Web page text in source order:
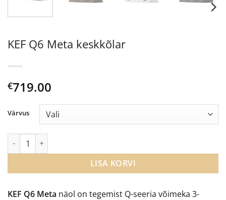
KEF Q6 Meta keskkõlar
€719.00
KEF Q6 Meta näol on tegemist Q-seeria võimeka 3-
Värvus
KEF Q6 Meta keskkõlar kogus
LISA KORVI